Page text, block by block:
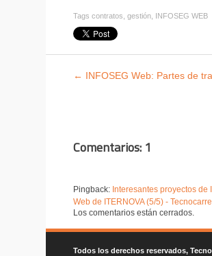
Tagscontratos ,gestión INFOSEG WEB
Explorar
← INFOSEG Web: Partes de
Comentarios: 1
Pingback: Interesantes proyectos de
Web de ITERNOVA (5/5) -
Los comentarios están cerrados.
Todos los derechos reservados,